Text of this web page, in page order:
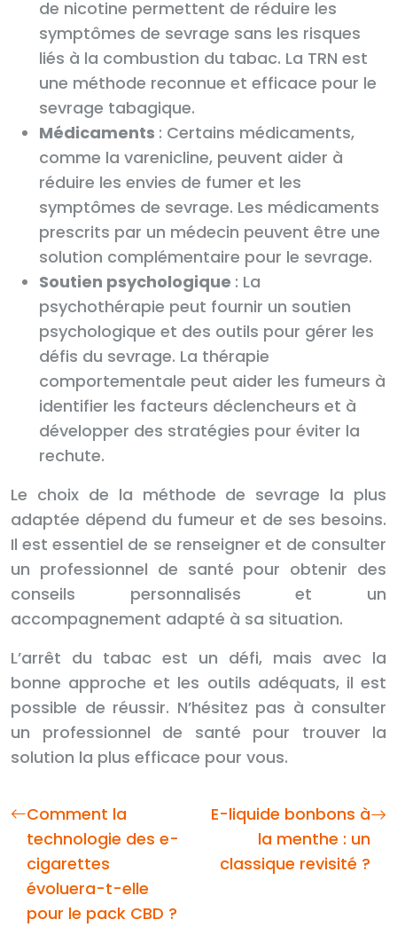
de nicotine permettent de réduire les
symptômes de sevrage sans les risques
liés à la combustion du tabac. La TRN est
une méthode reconnue et efficace pour le
sevrage tabagique.
Médicaments : Certains médicaments,
comme la varenicline, peuvent aider à
réduire les envies de fumer et les
symptômes de sevrage. Les médicaments
prescrits par un médecin peuvent être une
solution complémentaire pour le sevrage.
Soutien psychologique : La
psychothérapie peut fournir un soutien
psychologique et des outils pour gérer les
défis du sevrage. La thérapie
comportementale peut aider les fumeurs à
identifier les facteurs déclencheurs et à
développer des stratégies pour éviter la
rechute.
Le choix de la méthode de sevrage la plus
adaptée dépend du fumeur et de ses besoins.
Il est essentiel de se renseigner et de consulter
un professionnel de santé pour obtenir des
conseils personnalisés et un
accompagnement adapté à sa situation.
L’arrêt du tabac est un défi, mais avec la
bonne approche et les outils adéquats, il est
possible de réussir. N’hésitez pas à consulter
un professionnel de santé pour trouver la
solution la plus efficace pour vous.
Comment la
technologie des e-
cigarettes
évoluera-t-elle
pour le pack CBD ?
E-liquide bonbons à
la menthe : un
classique revisité ?